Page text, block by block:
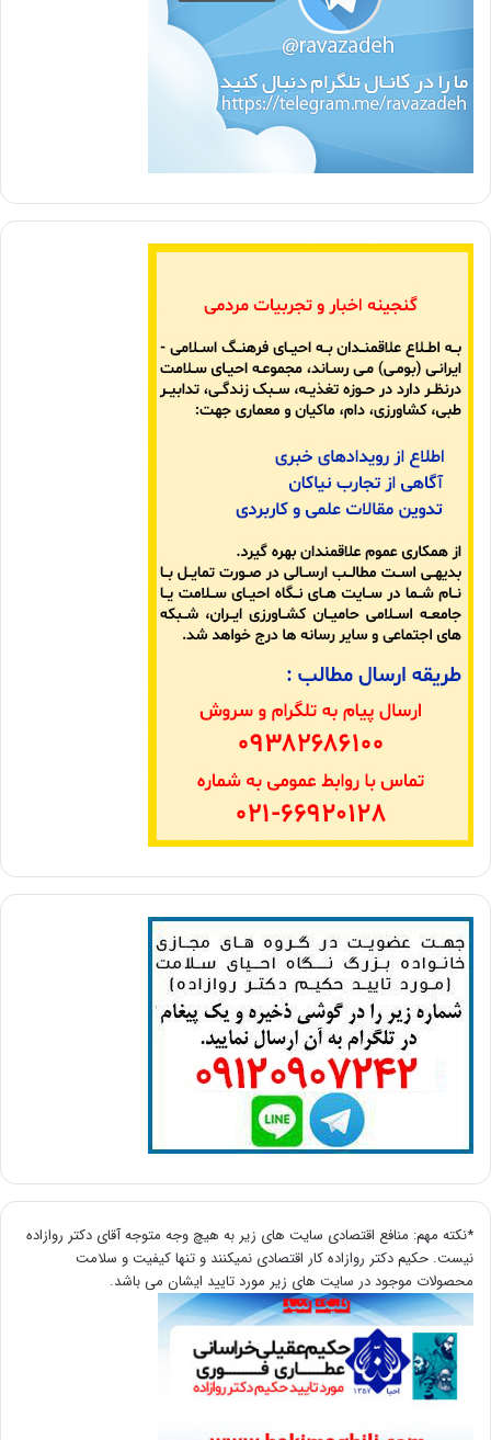
*نکته مهم: منافع اقتصادی سایت های زیر به هیچ وجه متوجه آقای دکتر روازاده
نیست. حکیم دکتر روازاده کار اقتصادی نمیکنند و تنها کیفیت و سلامت
محصولات موجود در سایت های زیر مورد تایید ایشان می باشد.